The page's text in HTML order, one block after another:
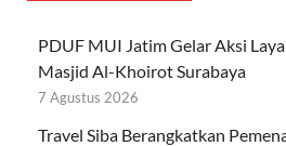
PDUF MUI Jatim Gelar Aksi
Masjid Al-Khoirot Surabaya
7 Agustus 2026
Travel Siba Berangkatkan